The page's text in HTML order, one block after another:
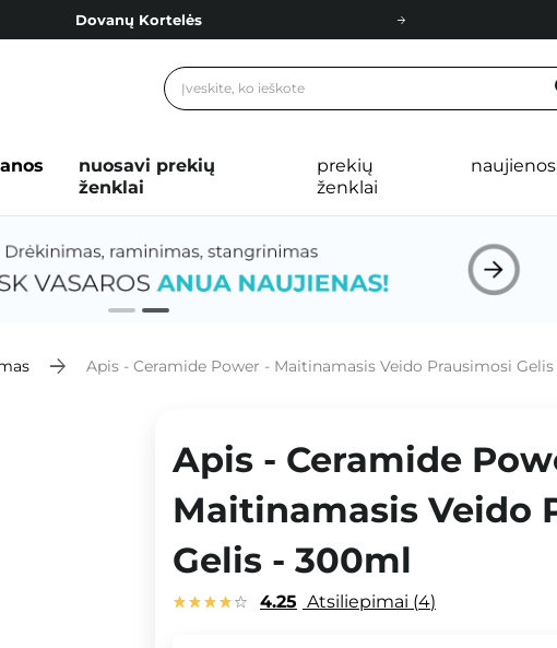
Cosibella lojalumo programa
Nemokamas pristatymas nuo 40,00 €
nuosavi prekių
ženklai
prekių
ženklai
naujienos
Apis - Ceramide Power - Maitinamasis Veido Prausimosi
Apis - Ceramide
Maitinamasis Veido
Gelis - 300ml
4.25 Atsiliepimai 4